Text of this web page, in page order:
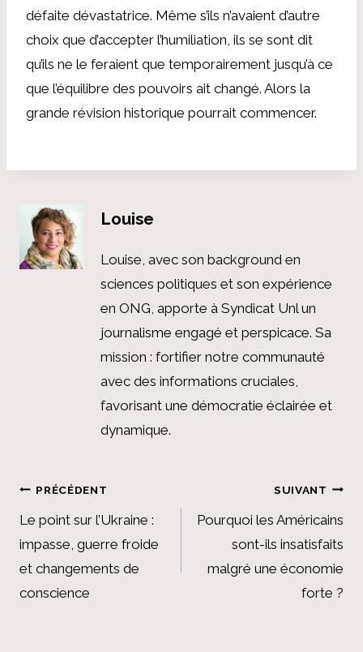
défaite dévastatrice. Même s’ils n’avaient d’autre
choix que d’accepter l’humiliation, ils se sont dit
qu’ils ne le feraient que temporairement jusqu’à ce
que l’équilibre des pouvoirs ait changé. Alors la
grande révision historique pourrait commencer.
Louise
Louise, avec son background en
sciences politiques et son expérience
en ONG, apporte à Syndicat Unl un
journalisme engagé et perspicace. Sa
mission : fortifier notre communauté
avec des informations cruciales,
favorisant une démocratie éclairée et
dynamique.
Navigation
de
l’article
PRÉCÉDENT
Le point sur l’Ukraine :
impasse, guerre froide
et changements de
conscience
SUIVANT
Pourquoi les Américains
sont-ils insatisfaits
malgré une économie
forte ?